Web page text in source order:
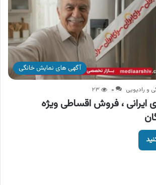
آگهی های نمایش خانگی
و رادیویی ۰ ۲۳
ایرانی ، فروش اقساطی ویژه